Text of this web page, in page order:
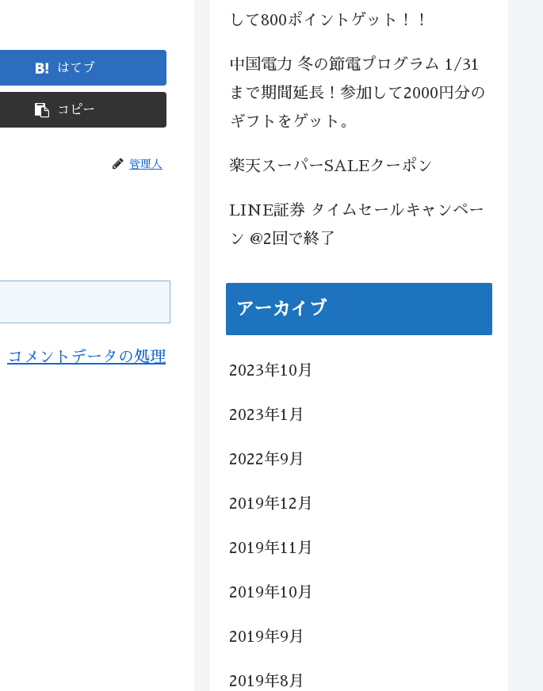
はてブ
コピー
管理人
コメントデータの処理
して800ポイントゲット！！
中国電力 冬の節電プログラム 1/31
まで期間延長！参加して2000円分の
ギフトをゲット。
楽天スーパーSALEクーポン
LINE証券 タイムセールキャンペー
ン @2回で終了
アーカイブ
2023年10月
2023年1月
2022年9月
2019年12月
2019年11月
2019年10月
2019年9月
2019年8月